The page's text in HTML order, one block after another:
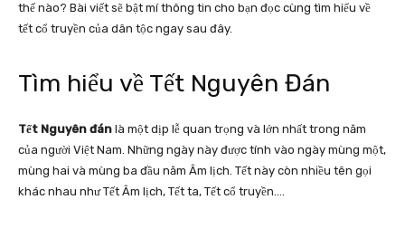
thế nào? Bài viết sẽ bật mí thông tin cho bạn đọc cùng tìm hiểu về
tết cổ truyền của dân tộc ngay sau đây.
Tìm hiểu về Tết Nguyên Đán
Tết Nguyên đán là một dịp lễ quan trọng và lớn nhất trong năm
của người Việt Nam. Những ngày này được tính vào ngày mùng một,
mùng hai và mùng ba đầu năm Âm lịch. Tết này còn nhiều tên gọi
khác nhau như Tết Âm lịch, Tết ta, Tết cổ truyền….